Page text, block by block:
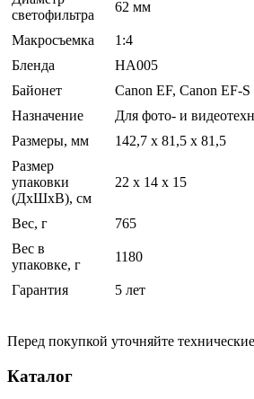
светофильтра
62 мм
Макросъемка
1:4
Бленда
HA005
Байонет
Canon EF, Canon EF-S
Назначение
Для фото- и
Размеры, мм
142,7 x 81,5 х 81,5
Размер
упаковки
(ДхШхВ), см
22 x 14 x 15
Вес, г
765
Вес в
упаковке, г
1180
Гарантия 5 лет
Перед покупкой уточняйте
Каталог